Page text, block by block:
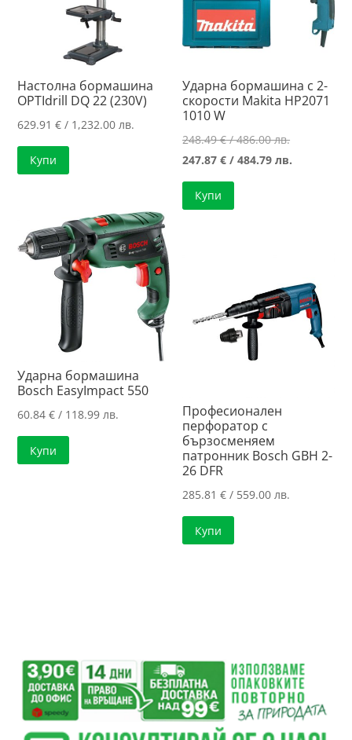
Настолна бормашина
OPTIdrill DQ 22 (230V)
629.91€ / 1,232.00 лв.
Купи
Ударна бормашина с 2-
скорости Makita HP2071
1010 W
248.49€/ 486.00 лв.Original
price
247.87€ / 484.79 лв.
Купи
Ударна бормашина
Bosch EasyImpact 550
60.84€ / 118.99 лв.
Купи
Професионален
перфоратор с
бързосменяем
патронник Bosch GBH 2-
26 DFR
285.81€ / 559.00 лв.
Купи